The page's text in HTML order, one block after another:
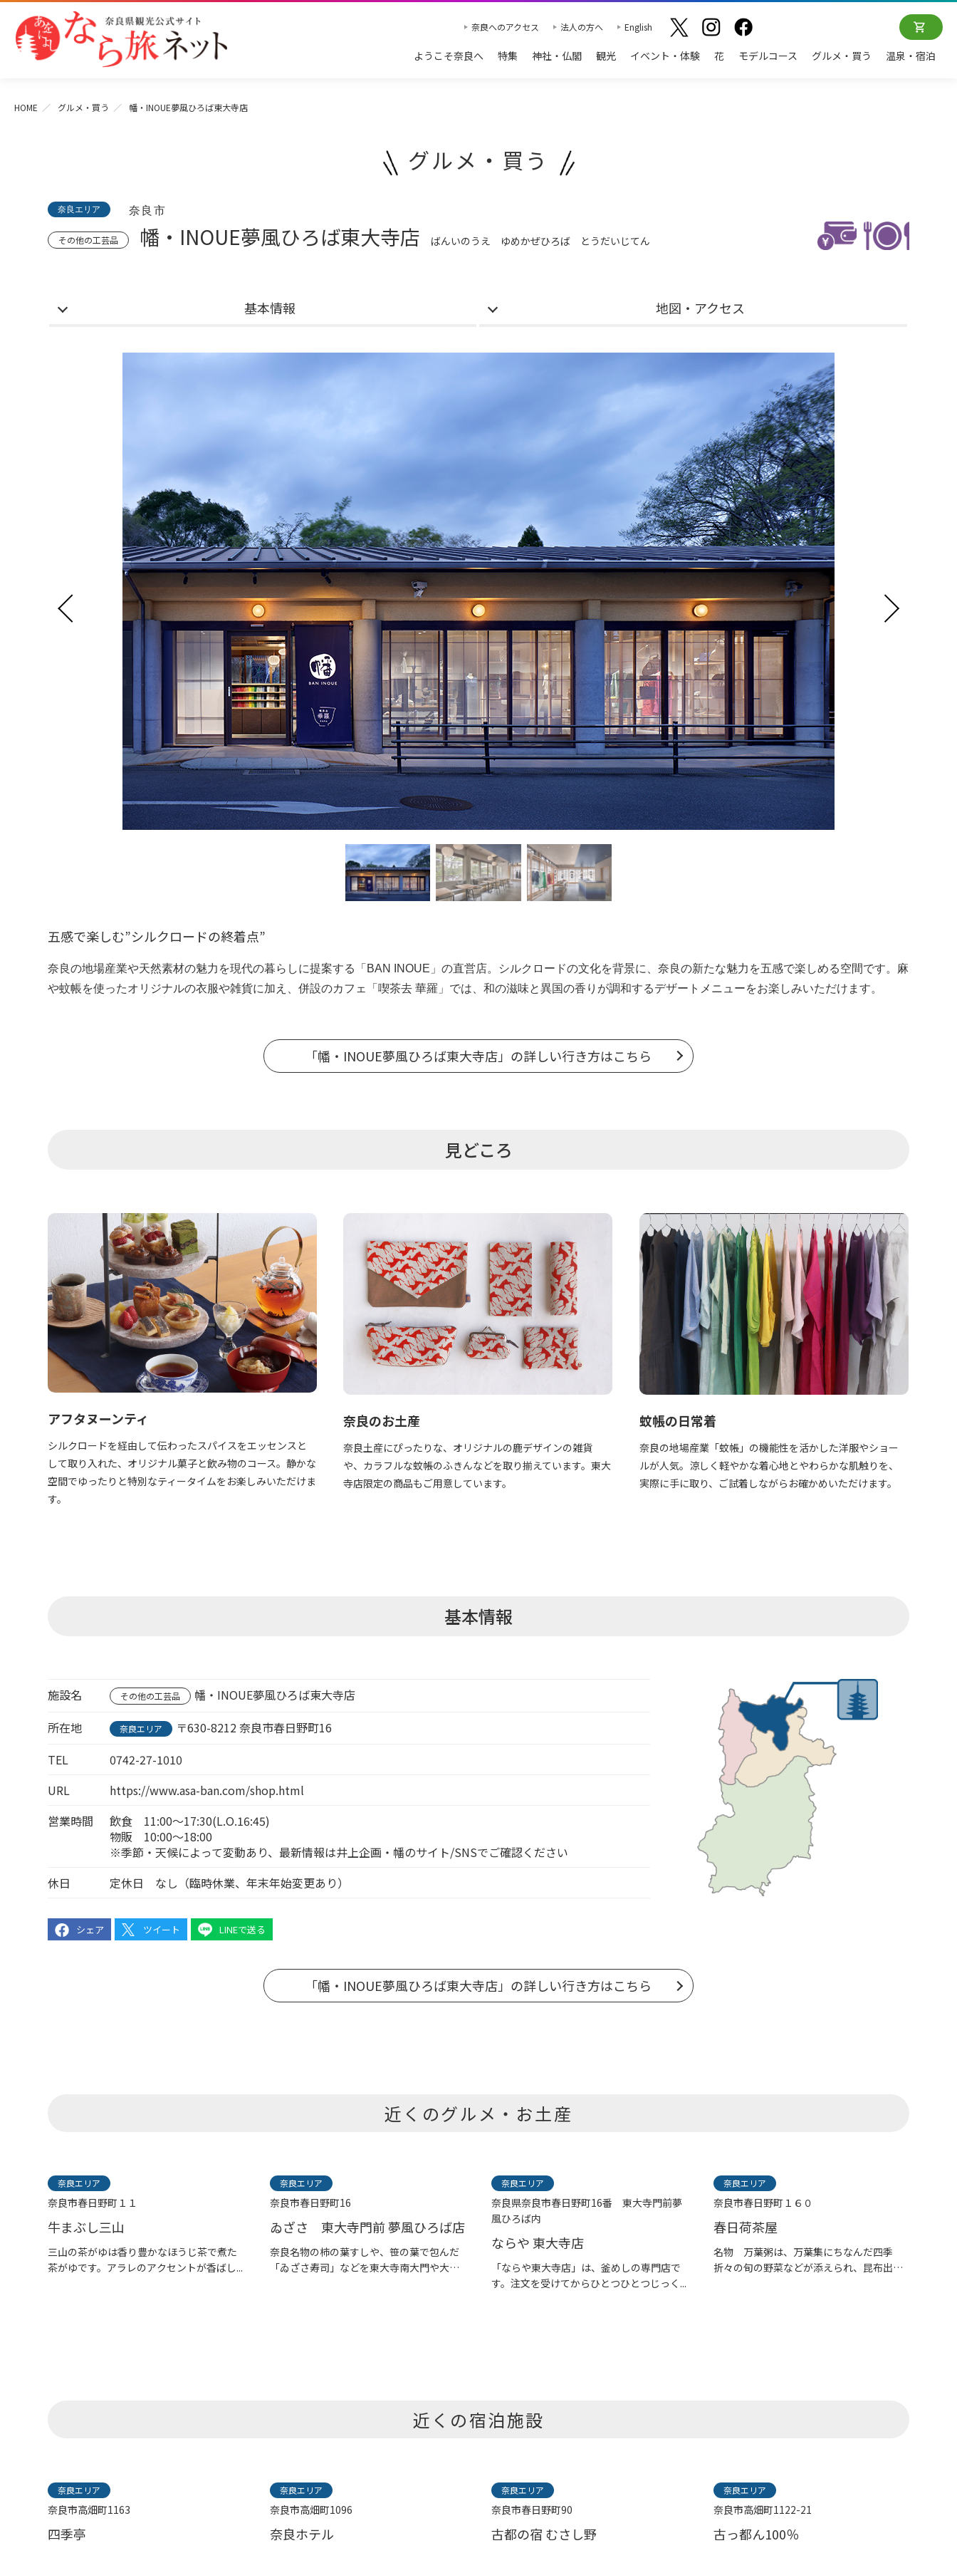
奈良へのアクセス 法人の方へ English
ようこそ奈良へ 特集 神社・仏閣 観光 イベント・体験 花 モデルコース グルメ・買う 温泉・宿泊
HOME グルメ・買う 幡・INOUE夢風ひろば東大寺店
グルメ・買う
奈良エリア 奈良市
その他の工芸品 幡・INOUE夢風ひろば東大寺店 ばんいのうえ ゆめかぜひろば とうだいじてん
基本情報 地図・アクセス
五感で楽しむ”シルクロードの終着点”
奈良の地場産業や天然素材の魅力を現代の暮らしに提案する「BAN INOUE」の直営店。シルクロードの文化を背景に、奈良の新たな魅力を五感で楽しめる空間です。麻
や蚊帳を使ったオリジナルの衣服や雑貨に加え、併設のカフェ「喫茶去 華羅」では、和の滋味と異国の香りが調和するデザートメニューをお楽しみいただけます。
「幡・INOUE夢風ひろば東大寺店」の詳しい行き方はこちら
見どころ
アフタヌーンティ
シルクロードを経由して伝わったスパイスをエッセンスと
して取り入れた、オリジナル菓子と飲み物のコース。静かな
空間でゆったりと特別なティータイムをお楽しみいただけま
す。
奈良のお土産
奈良土産にぴったりな、オリジナルの鹿デザインの雑貨
や、カラフルな蚊帳のふきんなどを取り揃えています。東大
寺店限定の商品もご用意しています。
蚊帳の日常着
奈良の地場産業「蚊帳」の機能性を活かした洋服やショー
ルが人気。涼しく軽やかな着心地とやわらかな肌触りを、
実際に手に取り、ご試着しながらお確かめいただけます。
基本情報
施設名 その他の工芸品
幡・INOUE夢風ひろば東大寺店
所在地
奈良エリア
〒630-8212 奈良市春日野町16
TEL
0742-27-1010
URL
https://www.asa-ban.com/shop.html
営業時間
飲食 11:00～17:30(L.O.16:45)
物販 10:00～18:00
※季節・天候によって変動あり、最新情報は井上企画・幡のサイト/SNSでご確認ください
休日
定休日 なし（臨時休業、年末年始変更あり）
シェア ツイート LINEで送る
「幡・INOUE夢風ひろば東大寺店」の詳しい行き方はこちら
近くのグルメ・お土産
奈良エリア
奈良市春日野町１１
牛まぶし三山
三山の茶がゆは香り豊かなほうじ茶で煮た
茶がゆです。アラレのアクセントが香ばし...
奈良エリア
奈良市春日野町16
ゐざさ 東大寺門前 夢風ひろば店
奈良名物の柿の葉すしや、笹の葉で包んだ
「ゐざさ寿司」などを東大寺南大門や大
奈良エリア
奈良県奈良市春日野町16番 東大寺門前夢
風ひろば内
ならや 東大寺店
「ならや東大寺店」は、釜めしの専門店で
す。注文を受けてからひとつひとつじっく...
奈良エリア
奈良市春日野町１６０
春日荷茶屋
名物 万葉粥は、万葉集にちなんだ四季
折々の旬の野菜などが添えられ、昆布出
近くの宿泊施設
奈良エリア
奈良市高畑町1163
四季亭
奈良エリア
奈良市高畑町1096
奈良ホテル
奈良エリア
奈良市春日野町90
古都の宿 むさし野
奈良エリア
奈良市高畑町1122-21
古っ都ん100％